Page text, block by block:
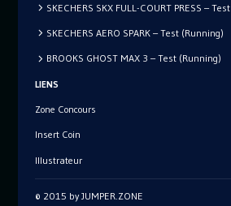
SKECHERS SKX FULL-COURT PRESS – Test
SKECHERS AERO SPARK – Test (Running)
BROOKS GHOST MAX 3 – Test (Running)
LIENS
Zone Concours
Insert Coin
Illustrateur
© 2015 by JUMPER.ZONE